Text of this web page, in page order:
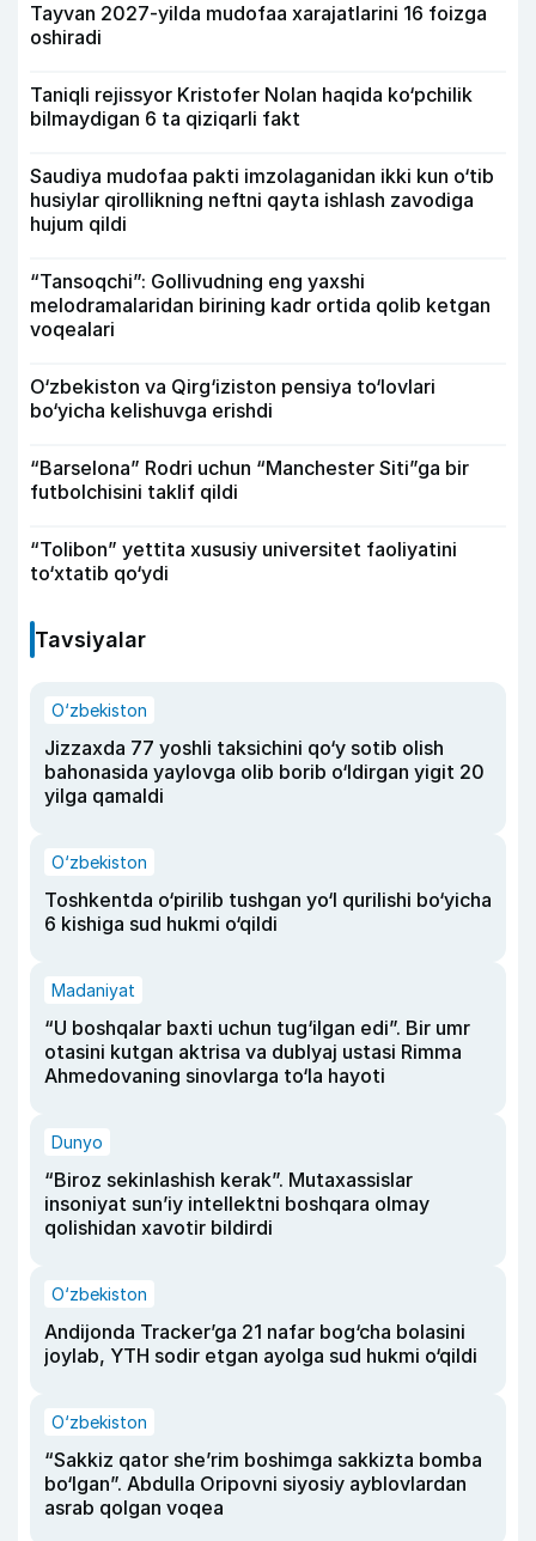
Tayvan 2027-yilda mudofaa xarajatlarini 16 foizga
oshiradi
Taniqli rejissyor Kristofer Nolan haqida ko‘pchilik
bilmaydigan 6 ta qiziqarli fakt
Saudiya mudofaa pakti imzolaganidan ikki kun o‘tib
husiylar qirollikning neftni qayta ishlash zavodiga
hujum qildi
“Tansoqchi”: Gollivudning eng yaxshi
melodramalaridan birining kadr ortida qolib ketgan
voqealari
O‘zbekiston va Qirg‘iziston pensiya to‘lovlari
bo‘yicha kelishuvga erishdi
“Barselona” Rodri uchun “Manchester Siti”ga bir
futbolchisini taklif qildi
“Tolibon” yettita xususiy universitet faoliyatini
to‘xtatib qo‘ydi
Tavsiyalar
O‘zbekiston
Jizzaxda 77 yoshli taksichini qo‘y sotib olish
bahonasida yaylovga olib borib o‘ldirgan yigit 20
yilga qamaldi
O‘zbekiston
Toshkentda o‘pirilib tushgan yo‘l qurilishi bo‘yicha
6 kishiga sud hukmi o‘qildi
Madaniyat
“U boshqalar baxti uchun tug‘ilgan edi”. Bir umr
otasini kutgan aktrisa va dublyaj ustasi Rimma
Ahmedovaning sinovlarga to‘la hayoti
Dunyo
“Biroz sekinlashish kerak”. Mutaxassislar
insoniyat sun’iy intellektni boshqara olmay
qolishidan xavotir bildirdi
O‘zbekiston
Andijonda Tracker’ga 21 nafar bog‘cha bolasini
joylab, YTH sodir etgan ayolga sud hukmi o‘qildi
O‘zbekiston
“Sakkiz qator she’rim boshimga sakkizta bomba
bo‘lgan”. Abdulla Oripovni siyosiy ayblovlardan
asrab qolgan voqea